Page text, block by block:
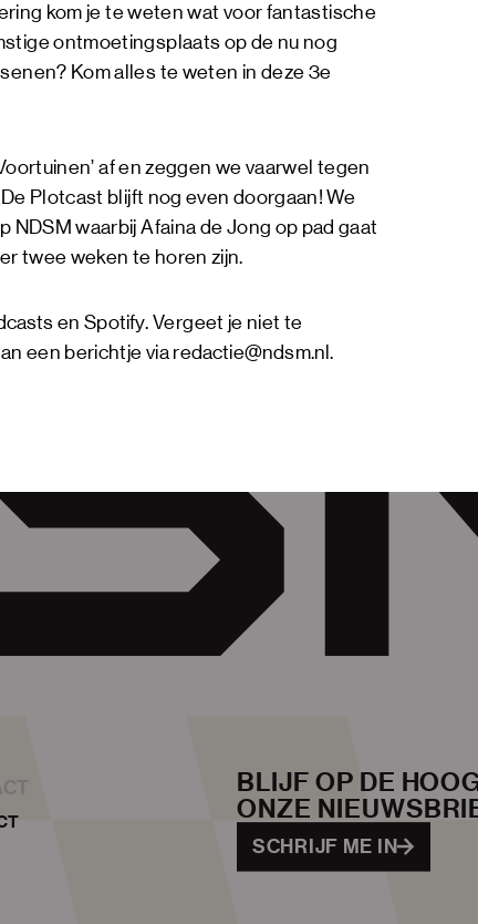
kom je te weten wat voor fantastische
ontmoetingsplaats op de nu nog
Kom alles te weten in deze 3e
af en zeggen we vaarwel tegen
Plotcast blijft nog even doorgaan! We
waarbij Afaina de Jong op pad gaat
twee weken te horen zijn.
enSpotify. Vergeet je niet te
een berichtje viaredactie@ndsm.nl.
BLIJF OP DE
ONZE
SCHRIJF ME IN